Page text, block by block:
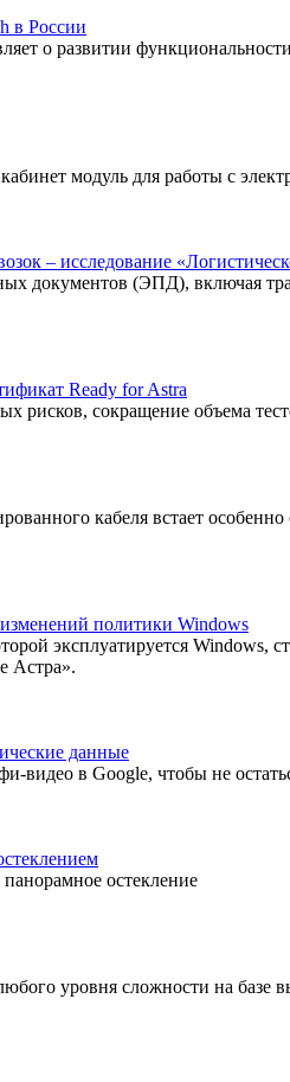
в России
о развитии
модуль для работы с
– исследование
документов (ЭПД), включая
Ready for Astra
рисков, сокращение объема
кабеля встает
изменений политики Windows
эксплуатируется
Астра».
данные
видео в Google, чтобы не
остекление
уровня сложности на